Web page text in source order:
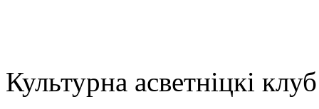
Культурна асветнiцкi